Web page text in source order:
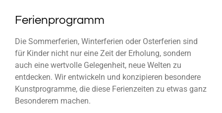
Ferienprogramm
Die Sommerferien, Winterferien oder Osterferien sind
für Kinder nicht nur eine Zeit der Erholung, sondern
auch eine wertvolle Gelegenheit, neue Welten zu
entdecken. Wir entwickeln und konzipieren besondere
Kunstprogramme, die diese Ferienzeiten zu etwas ganz
Besonderem machen.